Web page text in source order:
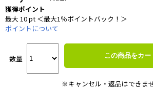
獲得ポイント
最大 10 pt ＜最大1％ポイントバック！＞
ポイントについて
数量 この商品をカー
※キャンセル・返品はできませ